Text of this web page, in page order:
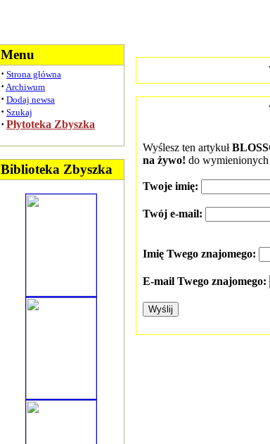
Menu
· Strona główna
· Archiwum
· Dodaj newsa
· Szukaj
· Płytoteka Zbyszka
Biblioteka Zbyszka
Wyślesz ten artykuł
na żywo! do
Twoje imię:
Twój e-mail:
Imię Twego znajomego:
E-mail Twego znajomego: